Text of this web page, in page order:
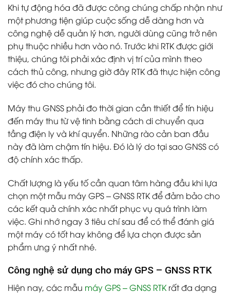
Khi tự động hóa đã được công chúng chấp nhận như
một phương tiện giúp cuộc sống dễ dàng hơn và
công nghệ dễ quản lý hơn, người dùng cũng trở nên
phụ thuộc nhiều hơn vào nó. Trước khi RTK được giới
thiệu, chúng tôi phải xác định vị trí của mình theo
cách thủ công, nhưng giờ đây RTK đã thực hiện công
việc đó cho chúng tôi.
Máy thu GNSS phải đo thời gian cần thiết để tín hiệu
đến máy thu từ vệ tinh bằng cách di chuyển qua
tầng điện ly và khí quyển. Những rào cản ban đầu
này đã làm chậm tín hiệu. Đó là lý do tại sao GNSS có
độ chính xác thấp.
Chất lượng là yếu tố cần quan tâm hàng đầu khi lựa
chọn một mẫu máy GPS – GNSS RTK để đảm bảo cho
các kết quả chính xác nhất phục vụ quá trình làm
việc. Ghi nhớ ngay 3 tiêu chí sau để có thể đánh giá
một máy có tốt hay không để lựa chọn được sản
phẩm ưng ý nhất nhé.
Công nghệ sử dụng cho máy GPS – GNSS RTK
Hiện nay, các mẫu máy GPS – GNSS RTKrất đa dạng